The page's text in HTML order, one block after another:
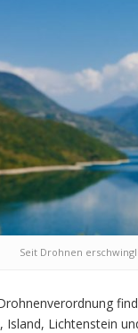
Seit Drohnen
Island, Lichtenstein